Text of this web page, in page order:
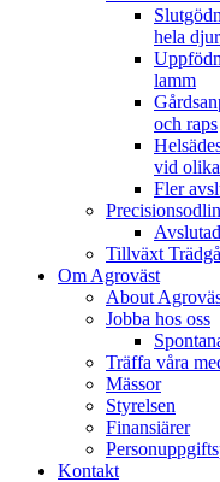
hela
lamm
och raps
vid
Fler
Tillväxt
Om Agroväst
About
Jobba hos oss
Träffa våra
Mässor
Styrelsen
Finansiärer
Kontakt